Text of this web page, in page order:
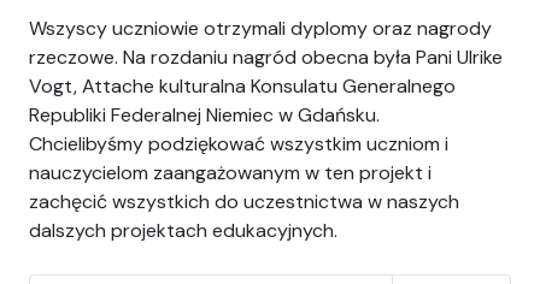
Wszyscy uczniowie otrzymali dyplomy oraz nagrody
rzeczowe. Na rozdaniu nagród obecna była Pani Ulrike
Vogt, Attache kulturalna Konsulatu Generalnego
Republiki Federalnej Niemiec w Gdańsku.
Chcielibyśmy podziękować wszystkim uczniom i
nauczycielom zaangażowanym w ten projekt i
zachęcić wszystkich do uczestnictwa w naszych
dalszych projektach edukacyjnych.